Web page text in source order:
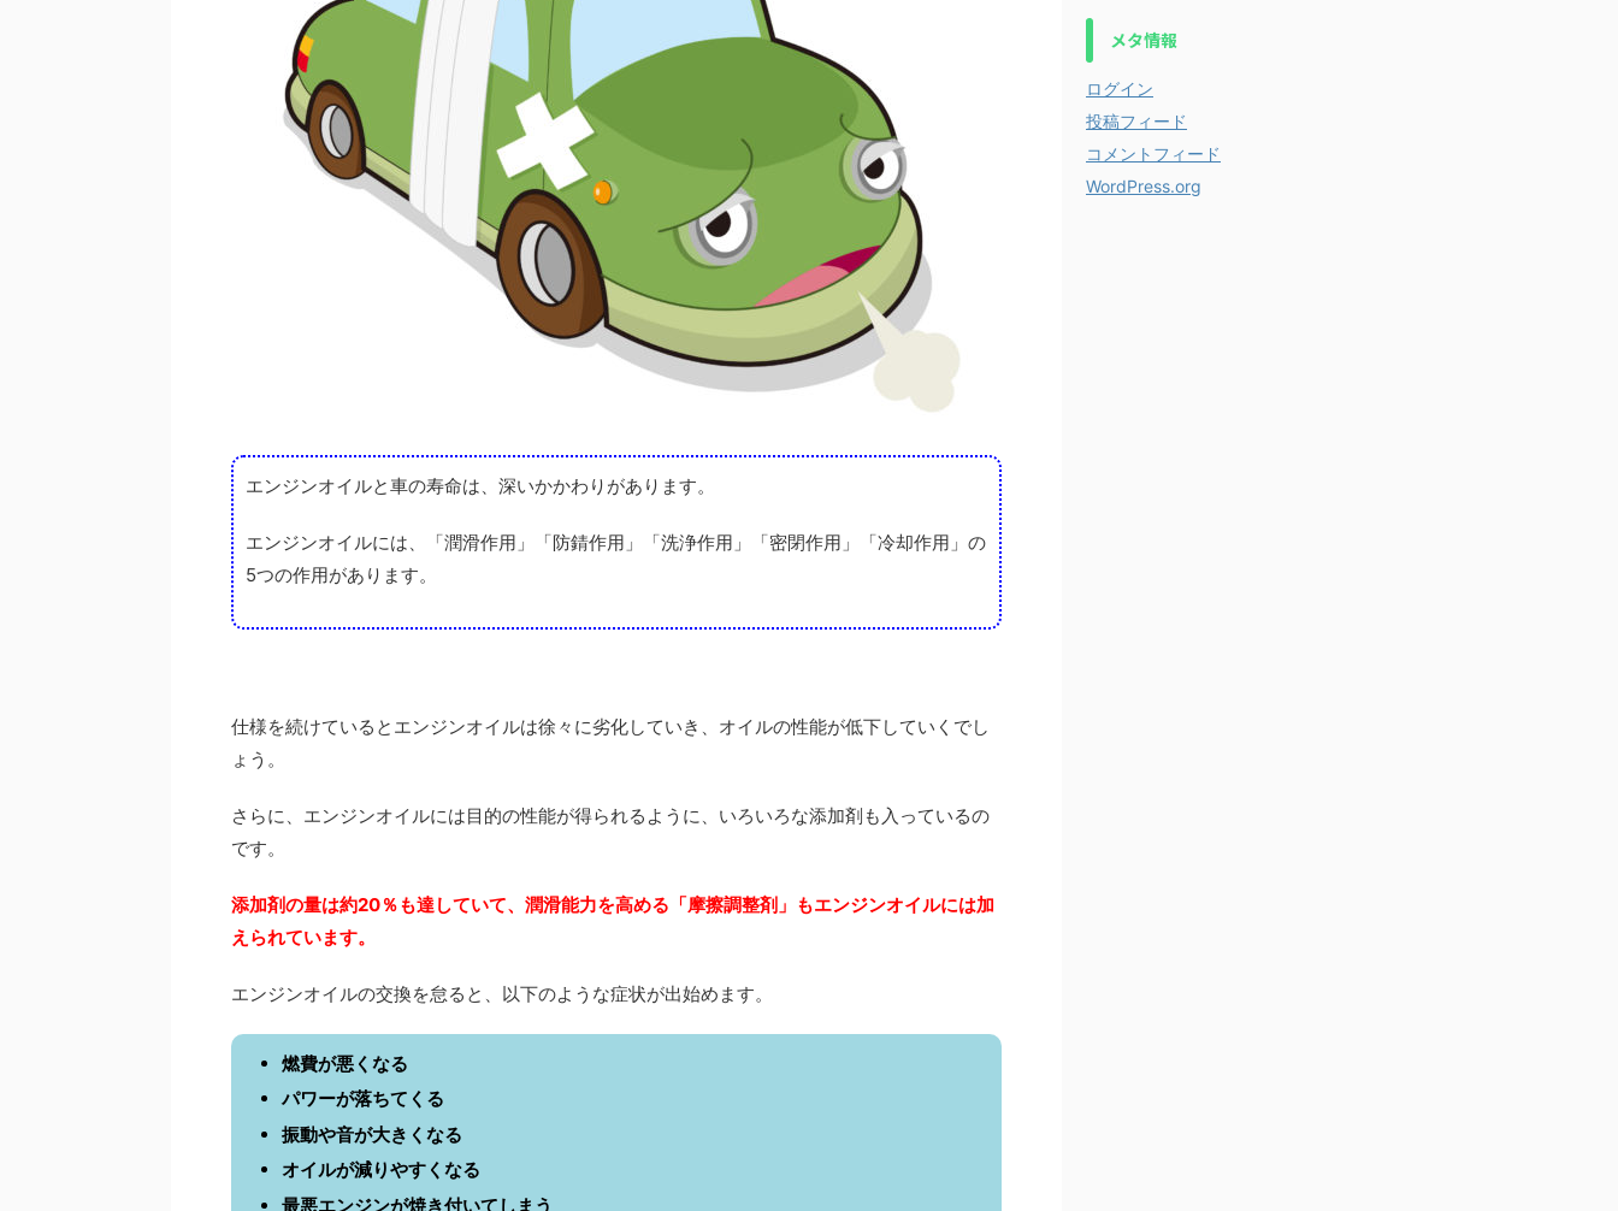
エンジンオイルと車の寿命は、深いかかわりがあります。
エンジンオイルには、「潤滑作用」「防錆作用」「洗浄作用」「密閉作用」「冷却作用」の
5つの作用があります。
仕様を続けているとエンジンオイルは徐々に劣化していき、オイルの性能が低下していくでし
ょう。
さらに、エンジンオイルには目的の性能が得られるように、いろいろな添加剤も入っているの
です。
添加剤の量は約20％も達していて、潤滑能力を高める「摩擦調整剤」もエンジンオイルには加
えられています。
エンジンオイルの交換を怠ると、以下のような症状が出始めます。
燃費が悪くなる
パワーが落ちてくる
振動や音が大きくなる
オイルが減りやすくなる
最悪エンジンが焼き付いてしまう
メタ情報
ログイン
投稿フィード
コメントフィード
WordPress.org